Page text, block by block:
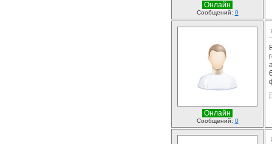
Онлайн
Сообщений: 0
Онлайн
Сообщений: 0